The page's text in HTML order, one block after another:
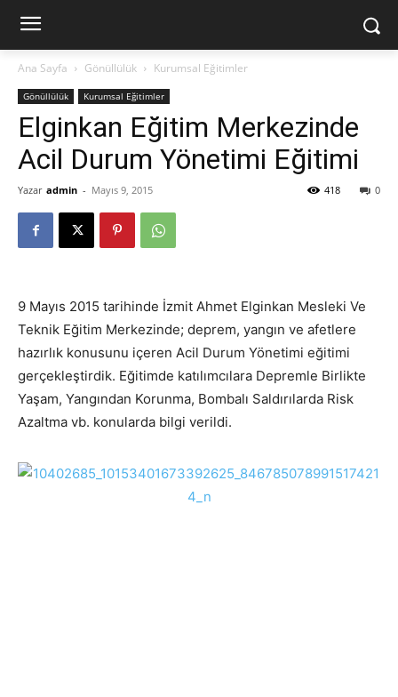
Ana Sayfa Gönüllülük Kurumsal Eğitimler
Gönüllülük Kurumsal Eğitimler
Elginkan Eğitim Merkezinde
Acil Durum Yönetimi Eğitimi
Yazar admin - Mayıs 9, 2015 0
418
9 Mayıs 2015 tarihinde İzmit Ahmet Elginkan Mesleki Ve
Teknik Eğitim Merkezinde; deprem, yangın ve afetlere
hazırlık konusunu içeren Acil Durum Yönetimi eğitimi
gerçekleştirdik. Eğitimde katılımcılara Depremle Birlikte
Yaşam, Yangından Korunma, Bombalı Saldırılarda Risk
Azaltma vb. konularda bilgi verildi.